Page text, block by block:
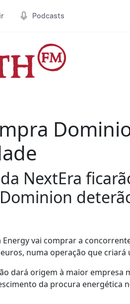
Podcasts
NextEra
vai comprar a
numa operação que
dará origem à maior
da procura energética